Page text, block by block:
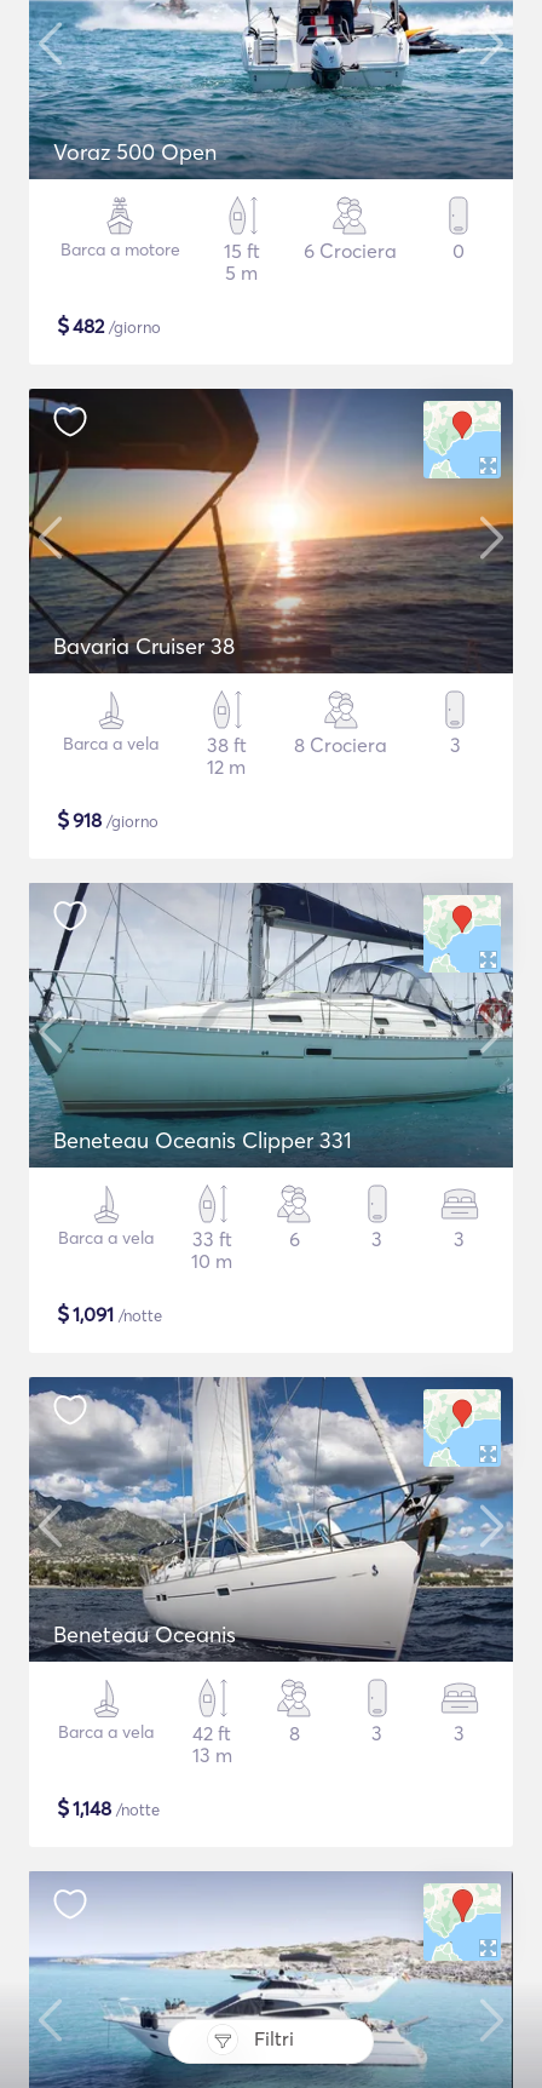
Filtri
Voraz 500 Open
Barca a motore
15 ft
5 m
6 Crociera 0
$482/giorno
Bavaria Cruiser 38
Barca a vela
38 ft
12 m
8 Crociera 3
$918 /giorno
Beneteau Oceanis Clipper 331
Barca a vela
33 ft
10 m
6 3 3
$1,091 /notte
Beneteau Oceanis
Barca a vela
42 ft
13 m
8 3 3
$1,148 /notte